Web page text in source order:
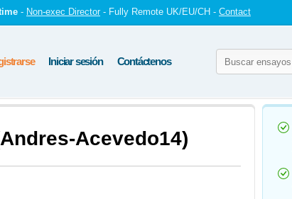
- Non-exec Director - Fully Remote UK/EU/CH - Contact
Iniciar sesión Contáctenos
Acevedo14)